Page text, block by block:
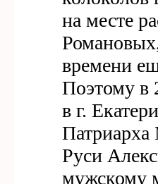
на месте
времени
Поэтому в
в г.
Патриарха
Руси
мужскому